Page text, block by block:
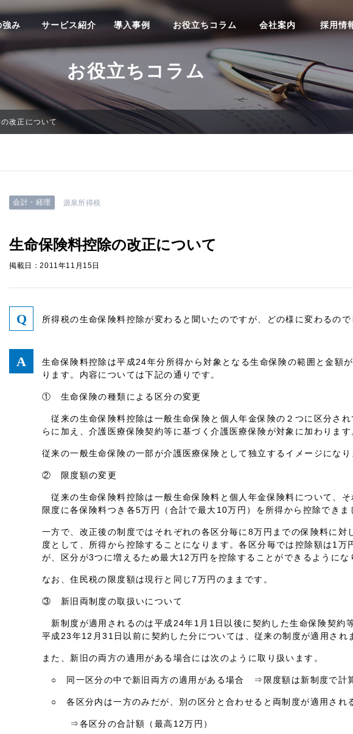
強み サービス紹介 導入事例 お役立ちコラム 会社案内 採用情
お役立ちコラム
改正について
会計・経理 源泉所得税
生命保険料控除の改正について
掲載日：2011年11月15日
所得税の生命保険料控除が変わると聞いたのですが、どの様に変わるので
生命保険料控除は平成24年分所得から対象となる生命保険の範囲と金額
ります。内容については下記の通りです。
① 生命保険の種類による区分の変更
従来の生命保険料控除は一般生命保険と個人年金保険の２つに区分され
らに加え、介護医療保険契約等に基づく介護医療保険が対象に加わります
従来の一般生命保険の一部が介護医療保険として独立するイメージになり
② 限度額の変更
従来の生命保険料控除は一般生命保険料と個人年金保険料について、
限度に各保険料つき各5万円（合計で最大10万円）を所得から控除できま
一方で、改正後の制度ではそれぞれの各区分毎に8万円までの保険料に対
度として、所得から控除することになります。各区分毎では控除額は1万
が、区分が3つに増えるため最大12万円を控除することができるようにな
なお、住民税の限度額は現行と同じ7万円のままです。
③ 新旧両制度の取扱いについて
新制度が適用されるのは平成24年1月1日以後に契約した生命保険契約
平成23年12月31日以前に契約した分については、従来の制度が適用され
また、新旧の両方の適用がある場合には次のように取り扱います。
○ 同一区分の中で新旧両方の適用がある場合 ⇒限度額は新制度で計算
○ 各区分内は一方のみだが、別の区分と合わせると両制度が適用され
⇒各区分の合計額（最高12万円）